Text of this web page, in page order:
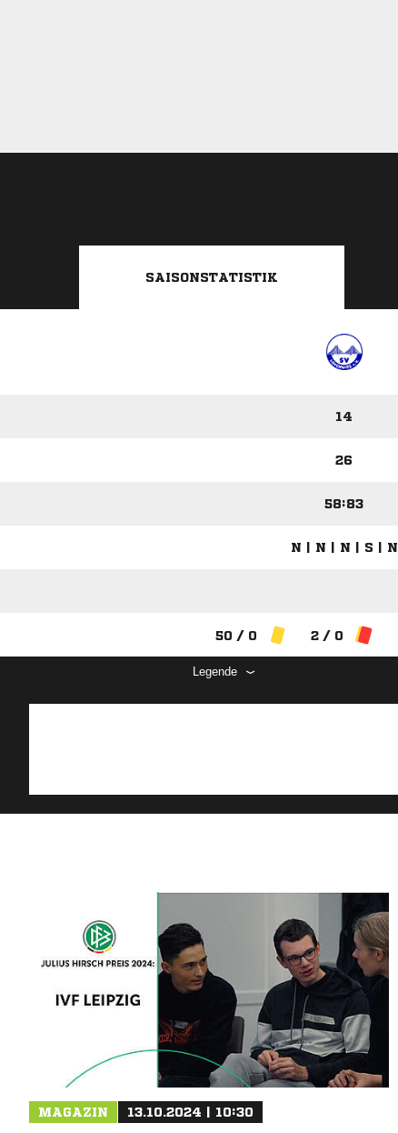
SAISONSTATISTIK
14
26
58:83
N | N | N | S | N
50 / 0 2 / 0
Legende
MAGAZIN 13.10.2024 | 10:30